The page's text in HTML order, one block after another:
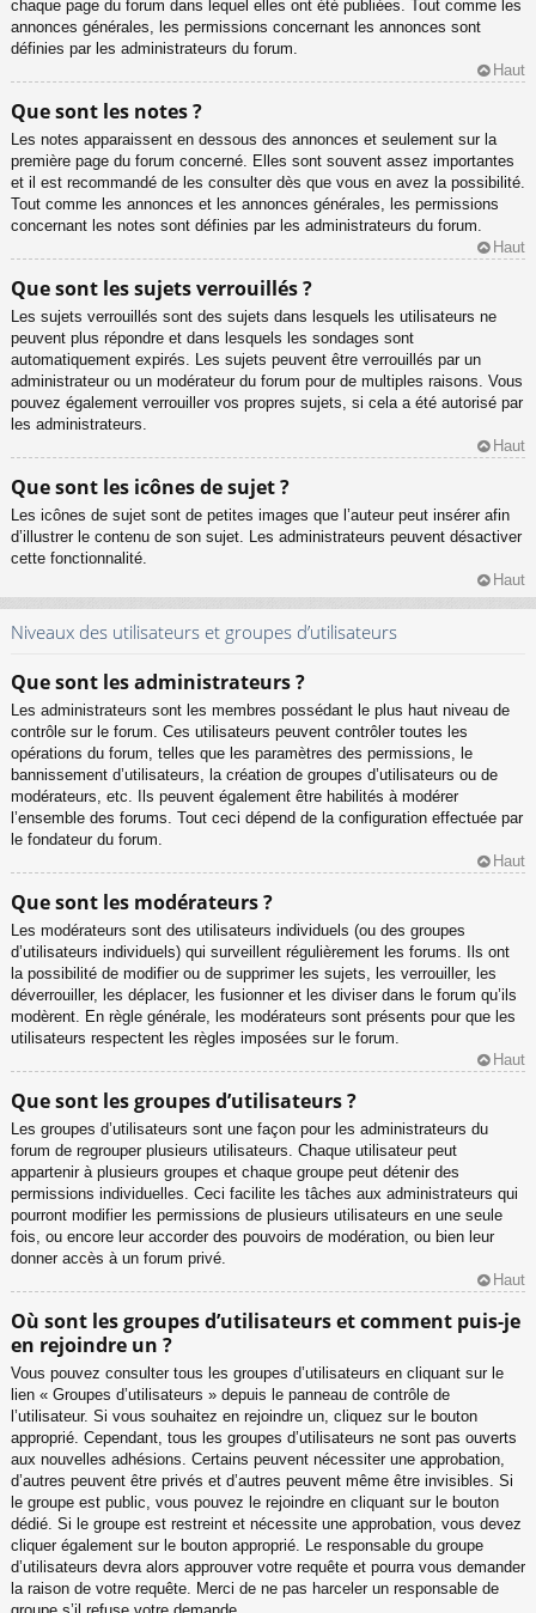
chaque page du forum dans lequel elles ont été publiées. Tout comme les
annonces générales, les permissions concernant les annonces sont
définies par les administrateurs du forum.
Haut
Que sont les notes ?
Les notes apparaissent en dessous des annonces et seulement sur la
première page du forum concerné. Elles sont souvent assez importantes
et il est recommandé de les consulter dès que vous en avez la possibilité.
Tout comme les annonces et les annonces générales, les permissions
concernant les notes sont définies par les administrateurs du forum.
Haut
Que sont les sujets verrouillés ?
Les sujets verrouillés sont des sujets dans lesquels les utilisateurs ne
peuvent plus répondre et dans lesquels les sondages sont
automatiquement expirés. Les sujets peuvent être verrouillés par un
administrateur ou un modérateur du forum pour de multiples raisons. Vous
pouvez également verrouiller vos propres sujets, si cela a été autorisé par
les administrateurs.
Haut
Que sont les icônes de sujet ?
Les icônes de sujet sont de petites images que l’auteur peut insérer afin
d’illustrer le contenu de son sujet. Les administrateurs peuvent désactiver
cette fonctionnalité.
Haut
Niveaux des utilisateurs et groupes d’utilisateurs
Que sont les administrateurs ?
Les administrateurs sont les membres possédant le plus haut niveau de
contrôle sur le forum. Ces utilisateurs peuvent contrôler toutes les
opérations du forum, telles que les paramètres des permissions, le
bannissement d’utilisateurs, la création de groupes d’utilisateurs ou de
modérateurs, etc. Ils peuvent également être habilités à modérer
l’ensemble des forums. Tout ceci dépend de la configuration effectuée par
le fondateur du forum.
Haut
Que sont les modérateurs ?
Les modérateurs sont des utilisateurs individuels (ou des groupes
d’utilisateurs individuels) qui surveillent régulièrement les forums. Ils ont
la possibilité de modifier ou de supprimer les sujets, les verrouiller, les
déverrouiller, les déplacer, les fusionner et les diviser dans le forum qu’ils
modèrent. En règle générale, les modérateurs sont présents pour que les
utilisateurs respectent les règles imposées sur le forum.
Haut
Que sont les groupes d’utilisateurs ?
Les groupes d’utilisateurs sont une façon pour les administrateurs du
forum de regrouper plusieurs utilisateurs. Chaque utilisateur peut
appartenir à plusieurs groupes et chaque groupe peut détenir des
permissions individuelles. Ceci facilite les tâches aux administrateurs qui
pourront modifier les permissions de plusieurs utilisateurs en une seule
fois, ou encore leur accorder des pouvoirs de modération, ou bien leur
donner accès à un forum privé.
Haut
Où sont les groupes d’utilisateurs et comment puis-je
en rejoindre un ?
Vous pouvez consulter tous les groupes d’utilisateurs en cliquant sur le
lien « Groupes d’utilisateurs » depuis le panneau de contrôle de
l’utilisateur. Si vous souhaitez en rejoindre un, cliquez sur le bouton
approprié. Cependant, tous les groupes d’utilisateurs ne sont pas ouverts
aux nouvelles adhésions. Certains peuvent nécessiter une approbation,
d’autres peuvent être privés et d’autres peuvent même être invisibles. Si
le groupe est public, vous pouvez le rejoindre en cliquant sur le bouton
dédié. Si le groupe est restreint et nécessite une approbation, vous devez
cliquer également sur le bouton approprié. Le responsable du groupe
d’utilisateurs devra alors approuver votre requête et pourra vous demander
la raison de votre requête. Merci de ne pas harceler un responsable de